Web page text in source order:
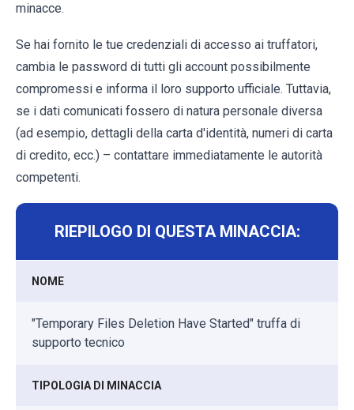
minacce.
Se hai fornito le tue credenziali di accesso ai truffatori,
cambia le password di tutti gli account possibilmente
compromessi e informa il loro supporto ufficiale. Tuttavia,
se i dati comunicati fossero di natura personale diversa
(ad esempio, dettagli della carta d'identità, numeri di carta
di credito, ecc.) – contattare immediatamente le autorità
competenti.
RIEPILOGO DI QUESTA MINACCIA:
NOME
"Temporary Files Deletion Have Started" truffa di
supporto tecnico
TIPOLOGIA DI MINACCIA